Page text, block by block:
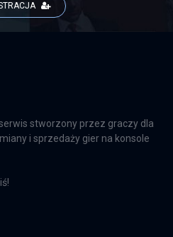
stworzony przez graczy dla
i sprzedaży gier na konsole